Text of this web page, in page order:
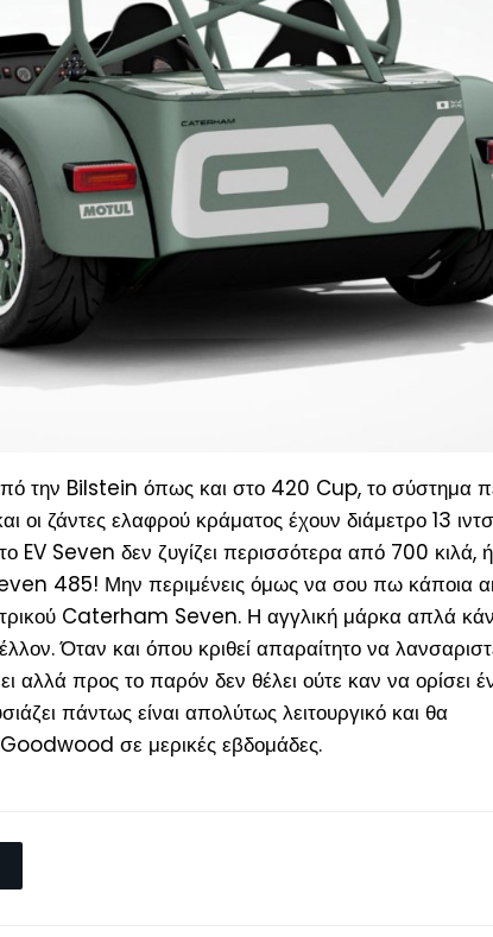
την Bilstein όπως και στο 420 Cup, το σύστημα
οι ζάντες ελαφρού κράματος έχουν διάμετρο 13
το EV Seven δεν ζυγίζει περισσότερα από 700 κιλά,
485! Μην περιμένεις όμως να σου πω κάποια
Caterham Seven. Η αγγλική μάρκα απλά
Όταν και όπου κριθεί απαραίτητο να
αλλά προς το παρόν δεν θέλει ούτε καν να ορίσει
πάντως είναι απολύτως λειτουργικό και θα
σε μερικές εβδομάδες.